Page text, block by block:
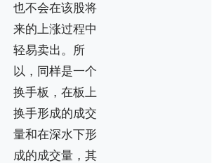
也不会在该股将
来的上涨过程中
轻易卖出。所
以，同样是一个
换手板，在板上
换手形成的成交
量和在深水下形
成的成交量，其